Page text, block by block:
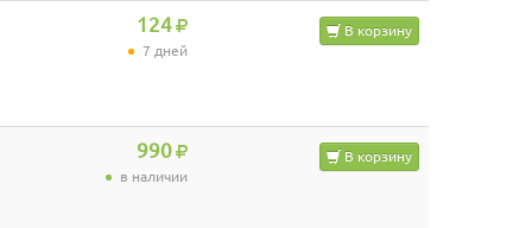
124
7 дней
В корзину
990
в наличии
В корзину